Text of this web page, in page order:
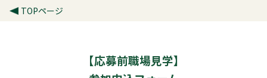
TOPページ
【応募前職場見学】